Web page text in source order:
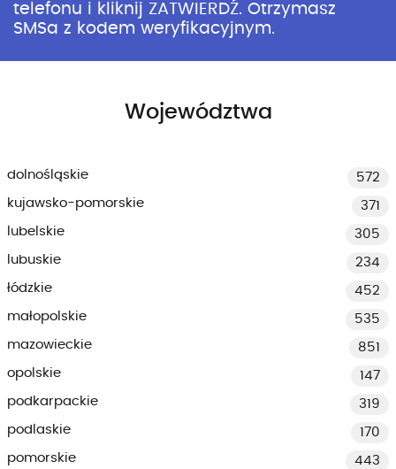
telefonu i kliknij ZATWIERDŹ. Otrzymasz
SMSa z kodem weryfikacyjnym.
Województwa
dolnośląskie
572
kujawsko-pomorskie
371
lubelskie
305
lubuskie
234
łódzkie
452
małopolskie
535
mazowieckie
851
opolskie
147
podkarpackie
319
podlaskie
170
pomorskie
443